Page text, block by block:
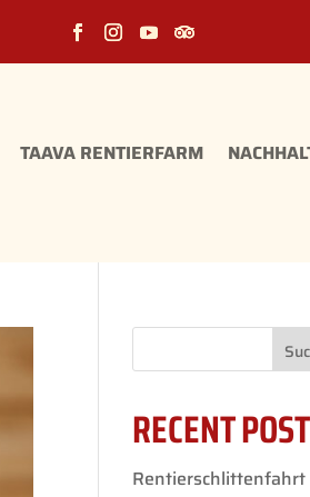
TAAVA RENTIERFARM
RECENT
Rentierschlittenfahrt